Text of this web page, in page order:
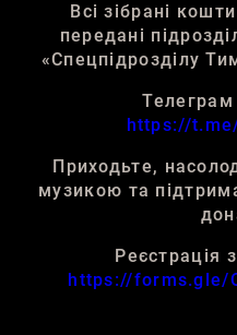
Всі зібрані
передані
«Спецпідрозділу
Телеграм
https://
Приходьте,
музикою та
Реєстрація
https://forms.gle/